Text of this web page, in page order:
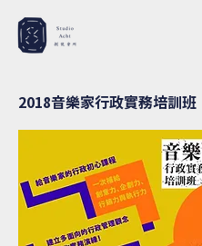
2018音樂家行政實務培訓班